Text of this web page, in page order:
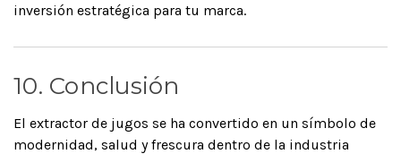
inversión estratégica para tu marca.
10. Conclusión
El extractor de jugos se ha convertido en un símbolo de
modernidad, salud y frescura dentro de la industria